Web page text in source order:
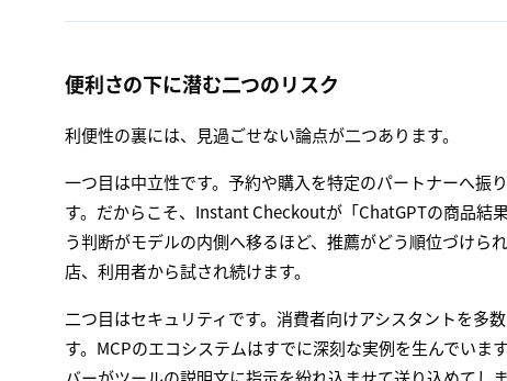
便利さの下に潜む二つのリスク
利便性の裏には、見過ごせない論点が二つあります。
一つ目は中立性です。予約や購入を特定のパートナーへ振
す。だからこそ、Instant Checkoutが「ChatGPTの商品結
う判断がモデルの内側へ移るほど、推薦がどう順位づけら
店、利用者から試され続けます。
二つ目はセキュリティです。消費者向けアシスタントを多
す。MCPのエコシステムはすでに深刻な実例を生んでいま